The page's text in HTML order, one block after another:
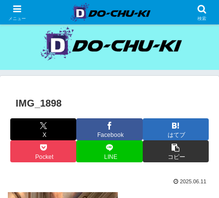
高級ホテルの格安宿泊研究、宿泊記
IMG_1898
X Facebook はてブ
Pocket LINE コピー
2025.06.11
メニュー 検索